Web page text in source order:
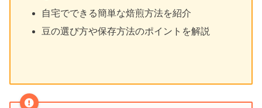
自宅でできる簡単な焙煎方法を紹介
豆の選び方や保存方法のポイントを解説